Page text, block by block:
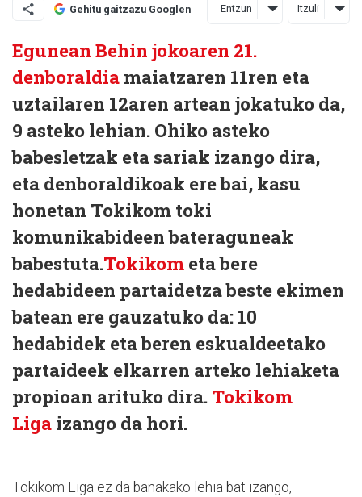
Gehitu gaitzazu Googlen Entzun Itzuli
Egunean Behin jokoaren 21.
denboraldia maiatzaren 11ren eta
uztailaren 12aren artean jokatuko da,
9 asteko lehian. Ohiko asteko
babesletzak eta sariak izango dira,
eta denboraldikoak ere bai, kasu
honetan Tokikom toki
komunikabideen bateraguneak
babestuta.Tokikom eta bere
hedabideen partaidetza beste ekimen
batean ere gauzatuko da: 10
hedabidek eta beren eskualdeetako
partaideek elkarren arteko lehiaketa
propioan arituko dira. Tokikom
Liga izango da hori.
Tokikom Liga ez da banakako lehia bat izango,